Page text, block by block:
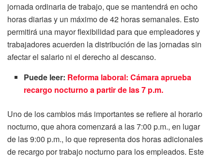
jornada ordinaria de trabajo, que se mantendrá en ocho
horas diarias y un máximo de 42 horas semanales. Esto
permitirá una mayor flexibilidad para que empleadores y
trabajadores acuerden la distribución de las jornadas sin
afectar el salario ni el derecho al descanso.
Puede leer: Reforma laboral: Cámara aprueba
recargo nocturno a partir de las 7 p.m.
Uno de los cambios más importantes se refiere al horario
nocturno, que ahora comenzará a las 7:00 p.m., en lugar
de las 9:00 p.m., lo que representa dos horas adicionales
de recargo por trabajo nocturno para los empleados. Este